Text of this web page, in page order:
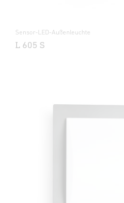
Sensor-LED-Außenleuchte
L 605 S